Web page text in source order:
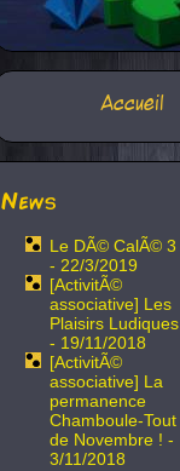
Accueil
News
Le DÃ© CalÃ© 3
- 22/3/2019
[ActivitÃ©
associative] Les
Plaisirs Ludiques
- 19/11/2018
[ActivitÃ©
associative] La
permanence
Chamboule-Tout
de Novembre ! -
3/11/2018